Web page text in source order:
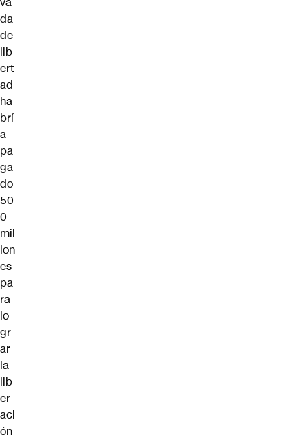
da
de
lib
ert
ad
ha
brí
a
pa
ga
do
50
0
mil
lon
es
pa
ra
lo
gr
ar
la
lib
er
aci
ón